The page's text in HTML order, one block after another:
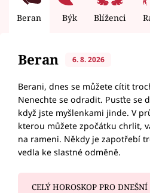
Beran Býk Blíženci
Beran 6. 8. 2026
Berani, dnes se můžete cítit
Nenechte se odradit. Pusťte se
když jste myšlenkami jinde. V
kterou můžete zpočátku chrlit,
na rameni. Někdy je zapotřebí
vedla ke slastné odměně.
CELÝ HOROSKOP PRO